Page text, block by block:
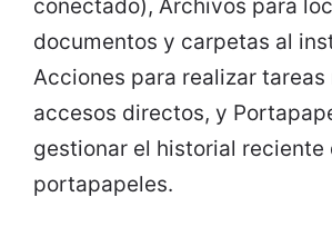
conectado), Archivos para
documentos y carpetas al
Acciones para realizar
accesos directos, y
gestionar el historial reciente
portapapeles.